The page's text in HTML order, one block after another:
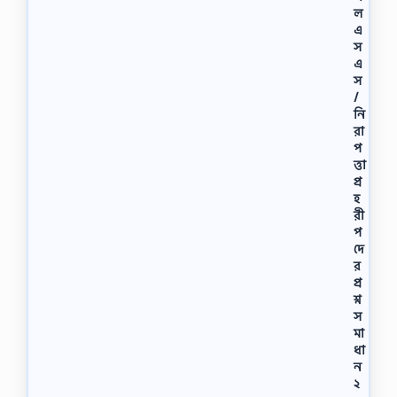
ল
এ
স
এ
স
/
নি
রা
প
ত্তা
প্র
হ
রী
প
দে
র
প্র
শ্ন
স
মা
ধা
ন
২